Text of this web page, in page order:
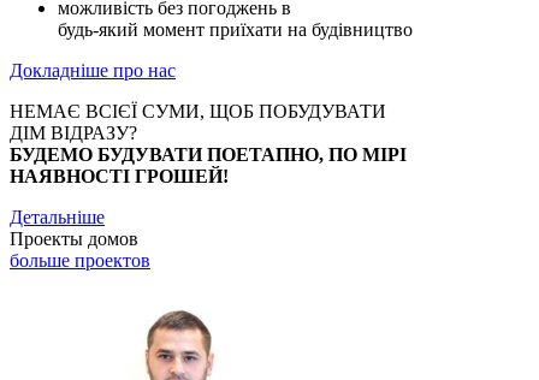
можливість без погоджень в
будь-який момент приїхати на будівництво
Докладніше про нас
НЕМАЄ ВСІЄЇ СУМИ, ЩОБ ПОБУДУВАТИ
ДІМ ВІДРАЗУ?
БУДЕМО БУДУВАТИ ПОЕТАПНО, ПО МІРІ
НАЯВНОСТІ ГРОШЕЙ!
Детальніше
Проекты домов
больше проектов